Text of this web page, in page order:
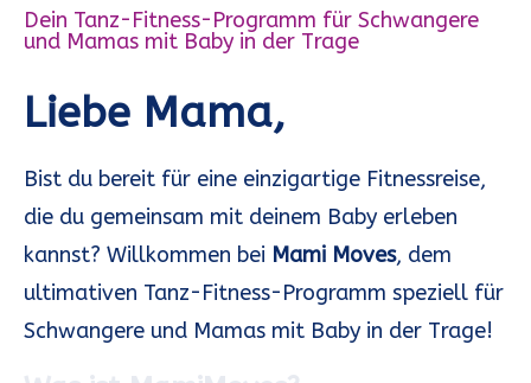
Dein Tanz-Fitness-Programm für Schwangere
und Mamas mit Baby in der Trage
Liebe Mama,
Bist du bereit für eine einzigartige Fitnessreise,
die du gemeinsam mit deinem Baby erleben
kannst? Willkommen bei Mami Moves, dem
ultimativen Tanz-Fitness-Programm speziell für
Schwangere und Mamas mit Baby in der Trage!